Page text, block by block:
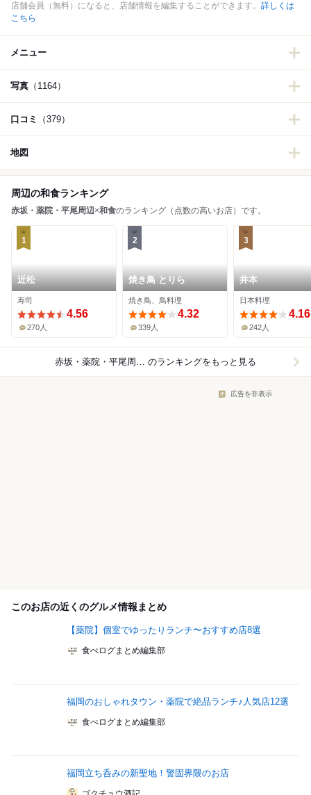
店舗会員（無料）になると、店舗情報を編集することができます。 詳しくは
こちら
メニュー
写真 （1164）
口コミ （379）
地図
周辺の和食ランキング
赤坂・薬院・平尾周辺×和食のランキング（点数の高いお店）です。
1
近松
寿司
4.56
270人
2
焼き鳥 とりら
焼き鳥、鳥料理
4.32
339人
3
井本
日本料理
4.16
242人
赤坂・薬院・平尾周辺×和食 のランキングをもっと見る
広告を非表示
このお店の近くのグルメ情報まとめ
【薬院】個室でゆったりランチ〜おすすめ店8選
食べログまとめ編集部
福岡のおしゃれタウン・薬院で絶品ランチ♪人気店12選
食べログまとめ編集部
福岡立ち呑みの新聖地！警固界隈のお店